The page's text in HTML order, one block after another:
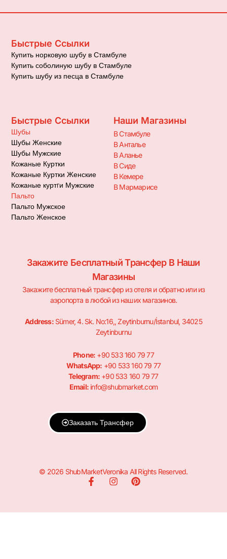
Быстрые Ссылки
Купить норковую шубу в Стамбуле
Купить соболиную шубу в Стамбуле
Купить шубу из песца в Стамбуле
Быстрые Ссылки
Шубы
Шубы Женские
Шубы Мужские
Кожаные Куртки
Кожаные Куртки Женские
Кожаные куртrи Мужские
Пальто
Пальто Мужское
Пальто Женское
Наши Магазины
В Стамбуле
В Анталье
В Аланье
В Сиде
В Кемере
В Мармарисе
Закажите Бесплатный Трансфер В Наши
Магазины
Закажите бесплатный трансфер из отеля и обратно или из
аэропорта в любой из наших магазинов.
Address:Sümer, 4. Sk. No:16,, Zeytinburnu/İstanbul, 34025
Zeytinburnu
Phone: +90 533 160 79 77
WhatsApp: +90 533 160 79 77
Telegram: +90 533 160 79 77
Email: info@shubmarket.com
Заказать Трансфер
© 2026 ShubMarketVeronika All Rights Reserved.
F
I
P